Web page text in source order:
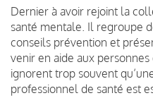
Dernier à avoir rejoint la
santé mentale. Il regroupe
conseils prévention et
venir en aide aux
ignorent trop souvent
professionnel de santé est